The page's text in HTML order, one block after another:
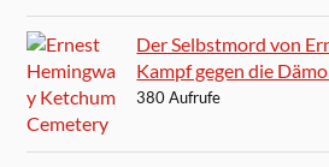
Der Selbstmord von
Kampf gegen die
380 Aufrufe